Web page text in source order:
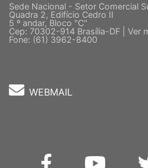
Sede Nacional - Setor Comercial
Quadra 2, Edifício Cedro II
5 º andar, Bloco "C"
Cep: 70302-914 Brasília-DF | Ver
Fone: (61) 3962-8400
WEBMAIL